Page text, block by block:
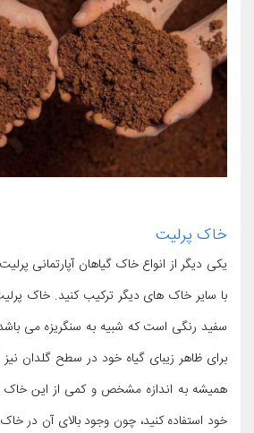
خاک پرلیت
یکی دیگر از انواع خاک گیاهان آپارتمانی
با سایر خاک های دیگر ترکیب کنید. خاک
سفید رنگی است که شبیه به سنگریزه می
برای ظاهر زیبای گیاه خود در سطح گلدان نیز
همیشه به اندازه مشخص و کمی از این خاک
خود استفاده کنید، چون وجود بالای آن در